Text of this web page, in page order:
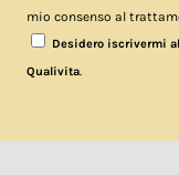
mio consenso al
Desidero iscrivermi
Qualivita.